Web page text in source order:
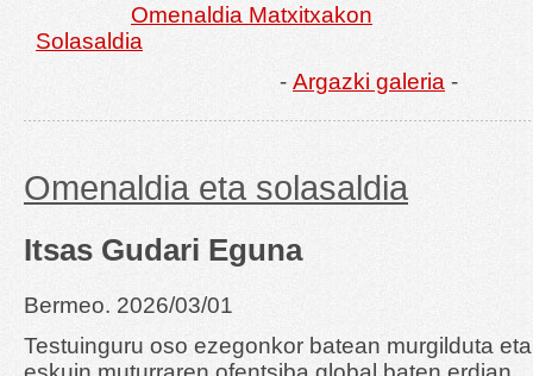
Omenaldia Matxitxakon
Solasaldia
- Argazki galeria -
Omenaldia eta solasaldia
Itsas Gudari Eguna
Bermeo. 2026/03/01
Testuinguru oso ezegonkor batean murgilduta eta